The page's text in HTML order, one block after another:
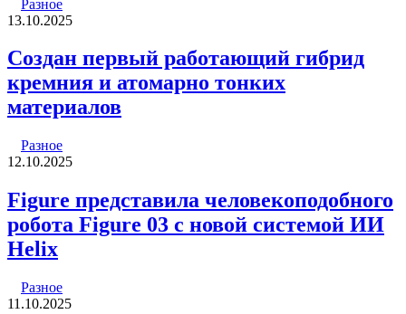
Разное
13.10.2025
Создан первый работающий гибрид
кремния и атомарно тонких
материалов
Разное
12.10.2025
Figure представила человекоподобного
робота Figure 03 с новой системой ИИ
Helix
Разное
11.10.2025